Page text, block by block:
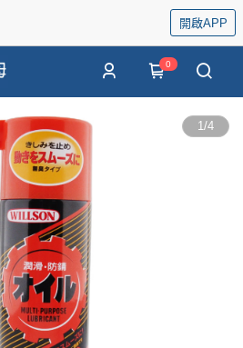
開啟APP
0
1/4